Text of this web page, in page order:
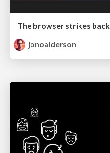
The browser strikes back
jonoalderson